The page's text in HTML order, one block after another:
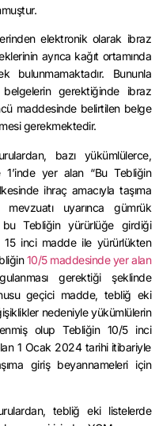
elektronik olarak ibraz
ayrıca kağıt ortamında
bulunmamaktadır. Bununla
gerektiğinde ibraz
maddesinde belirtilen belge
gerekmektedir.
bazı yükümlülerce,
yer alan “Bu Tebliğin
ihraç amacıyla taşıma
uyarınca gümrük
bu Tebliğin yürürlüğe girdiği
inci madde ile yürürlükten
10/5 maddesinde yer alan
gerektiği şeklinde
geçici madde, tebliğ eki
nedeniyle yükümlülerin
olup Tebliğin 10/5 inci
1 Ocak 2024 tarihi itibariyle
giriş beyannameleri için
tebliğ eki listelerde